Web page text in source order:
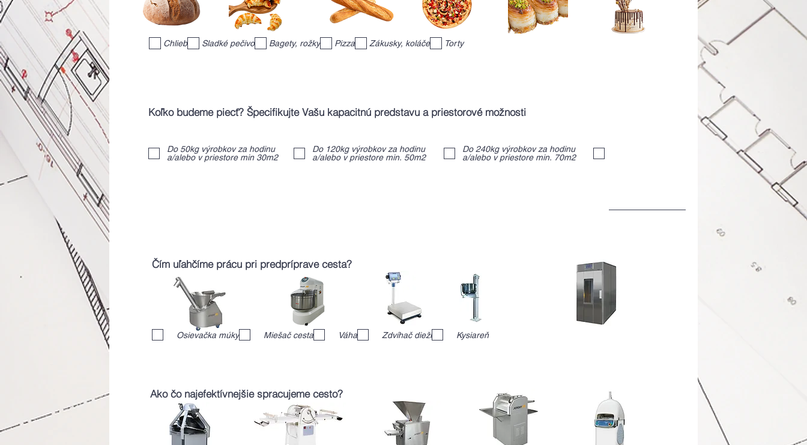
Chlieb Sladké pečivo Bagety, rožky Pizza Zákusky, koláče Torty
Koľko budeme piecť? Špecifikujte Vašu kapacitnú predstavu a priestorové možnosti
Do 50kg výrobkov za hodinu
a/alebo v priestore min 30m2
Do 120kg výrobkov za hodinu
a/alebo v priestore min. 50m2
Do 240kg výrobkov za hodinu
a/alebo v priestore min. 70m2
Čím uľahčíme prácu pri predpríprave cesta?
Osievačka múky Miešač cesta Váha Zdvíhač dieží Kysiareň
Ako čo najefektívnejšie spracujeme cesto?